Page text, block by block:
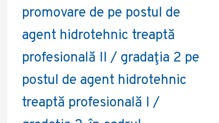
promovare de pe postul de
agent hidrotehnic treaptă
profesională II / gradaţia 2 pe
postul de agent hidrotehnic
treaptă profesională I /